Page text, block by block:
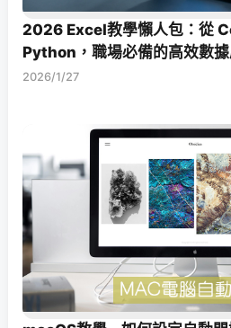
2026 Excel教學懶人包：從
Python，職場必備的高效數
2026/1/27